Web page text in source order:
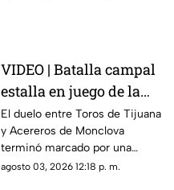
VIDEO | Batalla campal
estalla en juego de la
LMB; Danry Vásquez
recibe fuerte castigo
El duelo entre Toros de Tijuana
y Acereros de Monclova
terminó marcado por una
violenta bronca luego de que el
agosto 03, 2026 12:18 p. m.